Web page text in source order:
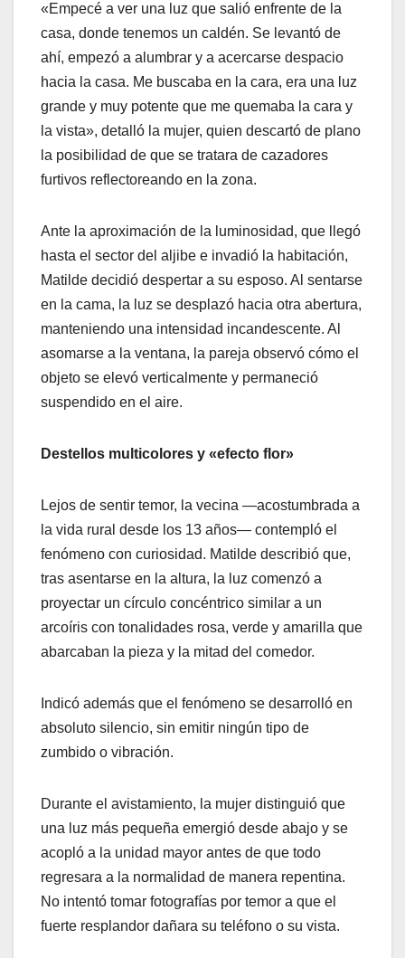
«Empecé a ver una luz que salió enfrente de la
casa, donde tenemos un caldén. Se levantó de
ahí, empezó a alumbrar y a acercarse despacio
hacia la casa. Me buscaba en la cara, era una luz
grande y muy potente que me quemaba la cara y
la vista», detalló la mujer, quien descartó de plano
la posibilidad de que se tratara de cazadores
furtivos reflectoreando en la zona.
Ante la aproximación de la luminosidad, que llegó
hasta el sector del aljibe e invadió la habitación,
Matilde decidió despertar a su esposo. Al sentarse
en la cama, la luz se desplazó hacia otra abertura,
manteniendo una intensidad incandescente. Al
asomarse a la ventana, la pareja observó cómo el
objeto se elevó verticalmente y permaneció
suspendido en el aire.
Destellos multicolores y «efecto flor»
Lejos de sentir temor, la vecina —acostumbrada a
la vida rural desde los 13 años— contempló el
fenómeno con curiosidad. Matilde describió que,
tras asentarse en la altura, la luz comenzó a
proyectar un círculo concéntrico similar a un
arcoíris con tonalidades rosa, verde y amarilla que
abarcaban la pieza y la mitad del comedor.
Indicó además que el fenómeno se desarrolló en
absoluto silencio, sin emitir ningún tipo de
zumbido o vibración.
Durante el avistamiento, la mujer distinguió que
una luz más pequeña emergió desde abajo y se
acopló a la unidad mayor antes de que todo
regresara a la normalidad de manera repentina.
No intentó tomar fotografías por temor a que el
fuerte resplandor dañara su teléfono o su vista.